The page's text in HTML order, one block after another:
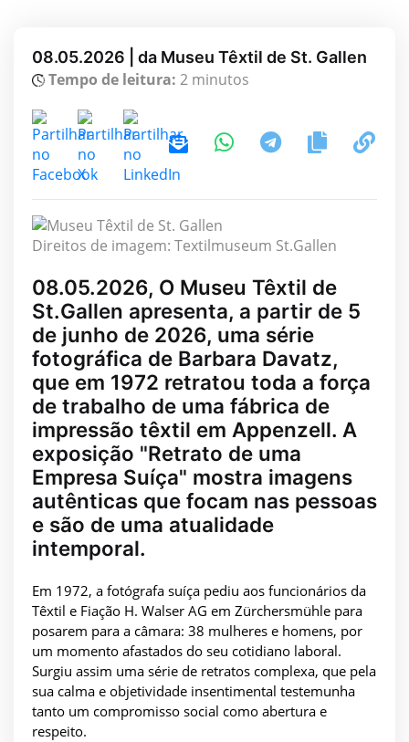
08.05.2026 | da Museu Têxtil de St. Gallen
Tempo de leitura: 2 minutos
Direitos de imagem: Textilmuseum St.Gallen
08.05.2026, O Museu Têxtil de
St.Gallen apresenta, a partir de 5
de junho de 2026, uma série
fotográfica de Barbara Davatz,
que em 1972 retratou toda a força
de trabalho de uma fábrica de
impressão têxtil em Appenzell. A
exposição "Retrato de uma
Empresa Suíça" mostra imagens
autênticas que focam nas pessoas
e são de uma atualidade
intemporal.
Em 1972, a fotógrafa suíça pediu aos funcionários da
Têxtil e Fiação H. Walser AG em Zürchersmühle para
posarem para a câmara: 38 mulheres e homens, por
um momento afastados do seu cotidiano laboral.
Surgiu assim uma série de retratos complexa, que pela
sua calma e objetividade insentimental testemunha
tanto um compromisso social como abertura e
respeito.